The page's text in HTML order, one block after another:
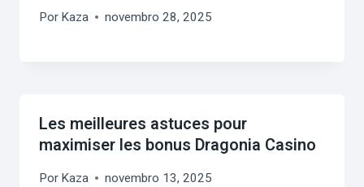
Por Kaza novembro 28, 2025
Les meilleures astuces pour
maximiser les bonus Dragonia Casino
Por Kaza novembro 13, 2025